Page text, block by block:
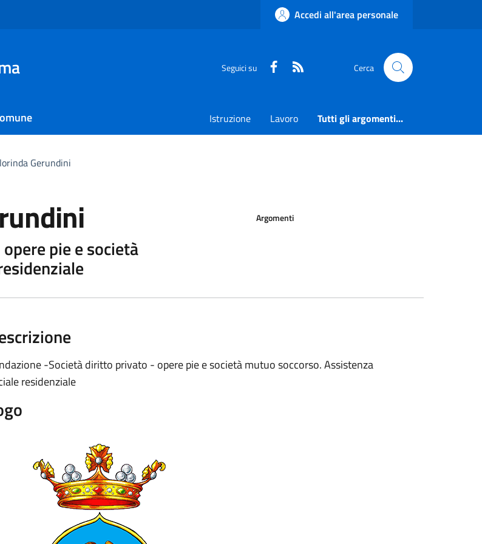
Accedi all'area personale
Seguici su Faceboook Cerca
Istruzione Lavoro Tutti gli argomenti...
Gerundini
pie e società
Argomenti
-Società diritto privato - opere pie e società mutuo soccorso. Assistenza
residenziale